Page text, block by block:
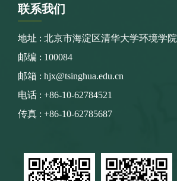
联系我们
地址 : 北京市海淀区清华大学环境学院
邮编 : 100084
邮箱 : hjx@tsinghua.edu.cn
电话 : +86-10-62784521
传真 : +86-10-62785687